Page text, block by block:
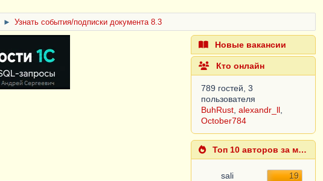
► Узнать события/подписки документа 8.3
Новые вакансии
Кто онлайн
789 гостей, 3
пользователя
BuhRust ,alexandr_ll
October784
Топ 10 авторов за месяц
19